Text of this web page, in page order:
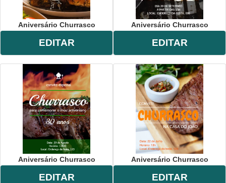
Aniversário Churrasco
EDITAR
Aniversário Churrasco
EDITAR
Aniversário Churrasco
EDITAR
Aniversário Churrasco
EDITAR